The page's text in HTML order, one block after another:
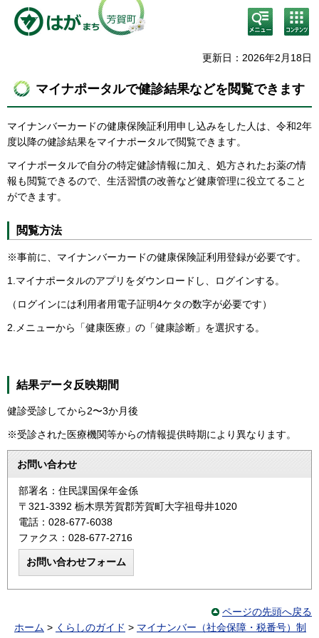
検
索・
メニ
コン
テン
ニュ
更新日：2026年2月18日
マイナポータルで健診結果などを閲覧できます
マイナンバーカードの健康保険証利用申し込みをした人は、令和2年
度以降の健診結果をマイナポータルで閲覧できます。
マイナポータルで自分の特定健診情報に加え、処方されたお薬の情
報も閲覧できるので、生活習慣の改善など健康管理に役立てること
ができます。
閲覧方法
※事前に、マイナンバーカードの健康保険証利用登録が必要です。
1.マイナポータルのアプリをダウンロードし、ログインする。
（ログインには利用者用電子証明4ケタの数字が必要です）
2.メニューから「健康医療」の「健康診断」を選択する。
結果データ反映期間
健診受診してから2〜3か月後
※受診された医療機関等からの情報提供時期により異なります。
お問い合わせ
部署名：住民課国保年金係
〒321-3392 栃木県芳賀郡芳賀町大字祖母井1020
電話：028-677-6038
ファクス：028-677-2716
ページの先頭へ戻る
ホーム > くらしのガイド > マイナンバー（社会保障・税番号）制